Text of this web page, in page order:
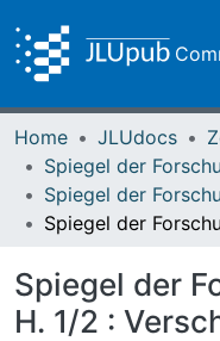
Home JLUdocs
Spiegel der
H. 1/2 :